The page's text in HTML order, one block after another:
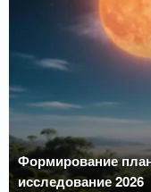
Формирование
исследование 2026